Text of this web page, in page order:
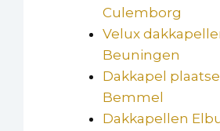
Culemborg
Velux
Beuningen
Dakkapel
Bemmel
Dakkapellen